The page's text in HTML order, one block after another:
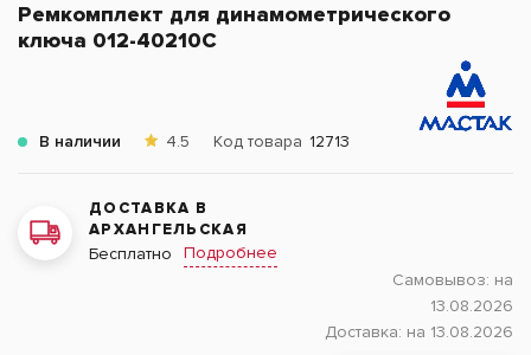
Ремкомплект для динамометрического
ключа 012-40210C
В наличии 4.5 Код товара 12713
ДОСТАВКА В
АРХАНГЕЛЬСКАЯ
Бесплатно
Подробнее
Самовывоз: на
13.08.2026
Доставка: на 13.08.2026